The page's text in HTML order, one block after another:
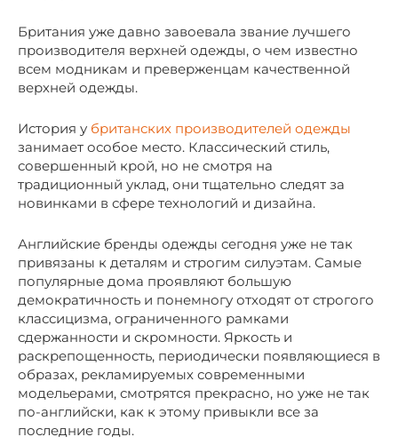
Британия уже давно завоевала звание лучшего
производителя верхней одежды, о чем известно
всем модникам и преверженцам качественной
верхней одежды.
История у британских производителей одежды
занимает особое место. Классический стиль,
совершенный крой, но не смотря на
традиционный уклад, они тщательно следят за
новинками в сфере технологий и дизайна.
Английские бренды одежды сегодня уже не так
привязаны к деталям и строгим силуэтам. Самые
популярные дома проявляют большую
демократичность и понемногу отходят от строгого
классицизма, ограниченного рамками
сдержанности и скромности. Яркость и
раскрепощенность, периодически появляющиеся в
образах, рекламируемых современными
модельерами, смотрятся прекрасно, но уже не так
по-английски, как к этому привыкли все за
последние годы.